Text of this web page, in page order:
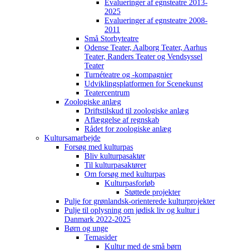
Evalueringer af egnsteatre 2013-
2025
Evalueringer af egnsteatre 2008-
2011
Små Storbyteatre
Odense Teater, Aalborg Teater, Aarhus
Teater, Randers Teater og Vendsyssel
Teater
Turnéteatre og -kompagnier
Udviklingsplatformen for Scenekunst
Teatercentrum
Zoologiske anlæg
Driftstilskud til zoologiske anlæg
Aflæggelse af regnskab
Rådet for zoologiske anlæg
Kultursamarbejde
Forsøg med kulturpas
Bliv kulturpasaktør
Til kulturpasaktører
Om forsøg med kulturpas
Kulturpasforløb
Støttede projekter
Pulje for grønlandsk-orienterede kulturprojekter
Pulje til oplysning om jødisk liv og kultur i
Danmark 2022-2025
Børn og unge
Temasider
Kultur med de små børn